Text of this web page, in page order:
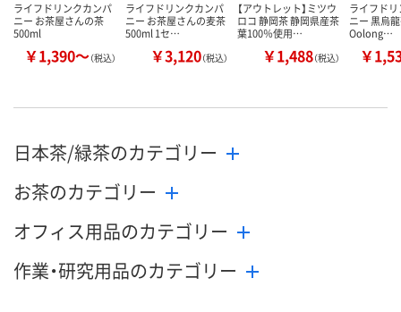
ライフドリンクカンパ
ニー お茶屋さんの茶
500ml
￥1,390～（税込）
ライフドリンクカンパ
ニー お茶屋さんの麦茶
500ml 1セ…
￥3,120（税込）
【アウトレット】ミツウ
ロコ 静岡茶 静岡県産茶
葉100％使用…
￥1,488（税込）
ライフド
ニー 黒烏
Oolong…
￥
日本茶/緑茶のカテゴリー
お茶のカテゴリー
オフィス用品のカテゴリー
作業・研究用品のカテゴリー